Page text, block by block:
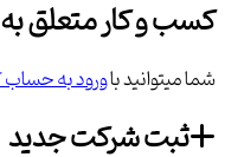
کسب و کار متعلق
شما میتوانید باورود به حساب
ثبت شرکت جدید